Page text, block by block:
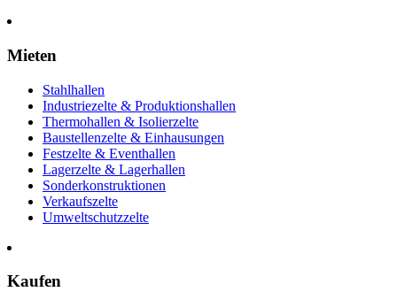
Mieten
Stahlhallen
Industriezelte & Produktionshallen
Thermohallen & Isolierzelte
Baustellenzelte & Einhausungen
Festzelte & Eventhallen
Lagerzelte & Lagerhallen
Sonderkonstruktionen
Verkaufszelte
Umweltschutzzelte
Kaufen